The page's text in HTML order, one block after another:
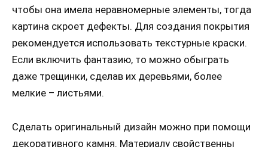
чтобы она имела неравномерные элементы, тогда
картина скроет дефекты. Для создания покрытия
рекомендуется использовать текстурные краски.
Если включить фантазию, то можно обыграть
даже трещинки, сделав их деревьями, более
мелкие – листьями.
Сделать оригинальный дизайн можно при помощи
декоративного камня. Материалу свойственны